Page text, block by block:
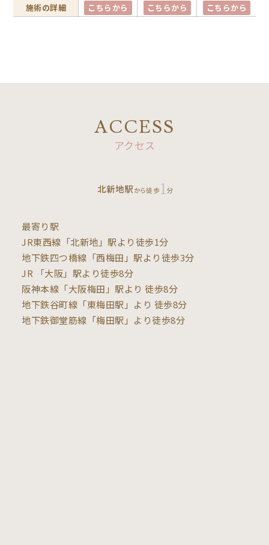
施術の詳細 こちらから こちらから こちらから
ACCESS
アクセス
最寄り駅
JR東西線「北新地」駅より徒歩1分
地下鉄四つ橋線「西梅田」駅より徒歩3分
JR 「大阪」駅より徒歩8分
阪神本線「大阪梅田」駅より 徒歩8分
地下鉄谷町線「東梅田駅」より 徒歩8分
地下鉄御堂筋線「梅田駅」より徒歩8分